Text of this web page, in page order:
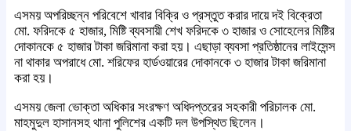
এসময় অপরিচ্ছন্ন পরিবেশে খাবার বিক্রি ও প্রস্তুত করার দায়ে দই বিক্রেতা
মো. ফরিদকে ৫ হাজার, মিষ্টি ব্যবসায়ী শেখ ফরিদকে ৩ হাজার ও সোহেলের মিষ্টির
দোকানকে ৫ হাজার টাকা জরিমানা করা হয়। এছাড়া ব্যবসা প্রতিষ্ঠানের লাইসেন্স
না থাকার অপরাধে মো. শরিফের হার্ডওয়ারের দোকানকে ৩ হাজার টাকা জরিমানা
করা হয়।
এসময় জেলা ভোক্তা অধিকার সংরক্ষণ অধিদপ্তরের সহকারী পরিচালক মো.
মাহমুদুল হাসানসহ থানা পুলিশের একটি দল উপস্থিত ছিলেন।